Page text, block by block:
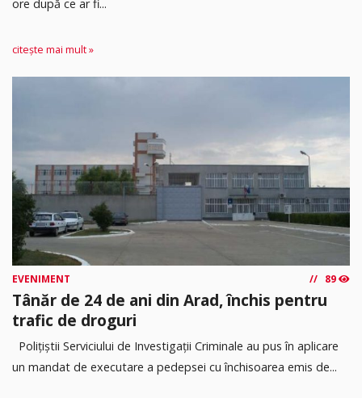
ore după ce ar fi...
citește mai mult »
EVENIMENT 89
Tânăr de 24 de ani din Arad, închis pentru
trafic de droguri
Polițiștii Serviciului de Investigații Criminale au pus în aplicare
un mandat de executare a pedepsei cu închisoarea emis de...